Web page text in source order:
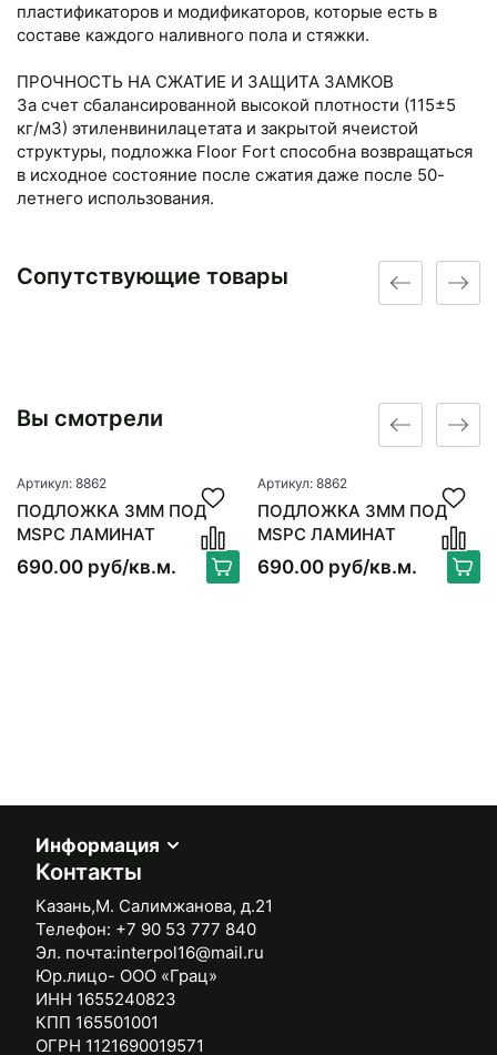
пластификаторов и модификаторов, которые есть в
составе каждого наливного пола и стяжки.
ПРОЧНОСТЬ НА СЖАТИЕ И ЗАЩИТА ЗАМКОВ
За счет сбалансированной высокой плотности (115±5
кг/м3) этиленвинилацетата и закрытой ячеистой
структуры, подложка Flооr Fоrt способна возвращаться
в исходное состояние после сжатия даже после 50-
летнего использования.
Сопутствующие товары
Вы смотрели
Артикул: 8862
ПОДЛОЖКА 3ММ ПОД
MSPC ЛАМИНАТ
690.00 руб/кв.м.
Артикул: 8862
ПОДЛОЖКА 3ММ ПОД
MSPC ЛАМИНАТ
690.00 руб/кв.м.
Информация
Контакты
Казань,М. Салимжанова, д.21
Телефон: +7 90 53 777 840
Эл. почта:interpol16@mail.ru
Юр.лицо- ООО «Грац»
ИНН 1655240823
КПП 165501001
ОГРН 1121690019571